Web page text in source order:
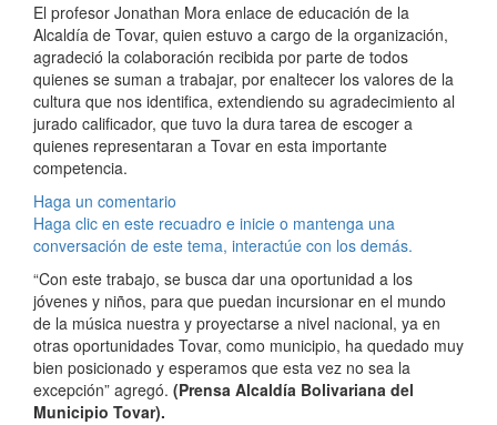
El profesor Jonathan Mora enlace de educación de la
Alcaldía de Tovar, quien estuvo a cargo de la organización,
agradeció la colaboración recibida por parte de todos
quienes se suman a trabajar, por enaltecer los valores de la
cultura que nos identifica, extendiendo su agradecimiento al
jurado calificador, que tuvo la dura tarea de escoger a
quienes representaran a Tovar en esta importante
competencia.
Haga un comentario
Haga clic en este recuadro e inicie o mantenga una
conversación de este tema, interactúe con los demás.
“Con este trabajo, se busca dar una oportunidad a los
jóvenes y niños, para que puedan incursionar en el mundo
de la música nuestra y proyectarse a nivel nacional, ya en
otras oportunidades Tovar, como municipio, ha quedado muy
bien posicionado y esperamos que esta vez no sea la
excepción” agregó. (Prensa Alcaldía Bolivariana del
Municipio Tovar).